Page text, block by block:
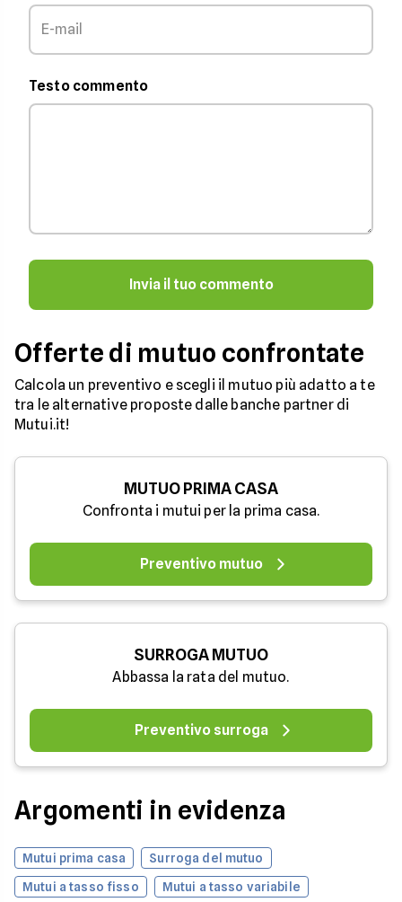
Testo commento
Invia il tuo commento
Offerte di mutuo confrontate
Calcola un preventivo e scegli il mutuo più adatto a te
tra le alternative proposte dalle banche partner di
Mutui.it!
MUTUO PRIMA CASA
Confronta i mutui per la prima casa.
Preventivo mutuo
SURROGA MUTUO
Abbassa la rata del mutuo.
Preventivo surroga
Argomenti in evidenza
Mutui prima casa
Surroga del mutuo
Mutui a tasso fisso
Mutui a tasso variabile